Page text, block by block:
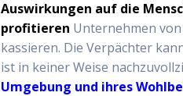
Auswirkungen auf die
profitieren Unternehmen von
kassieren. Die Verpächter
ist in keiner Weise
Umgebung und ihres